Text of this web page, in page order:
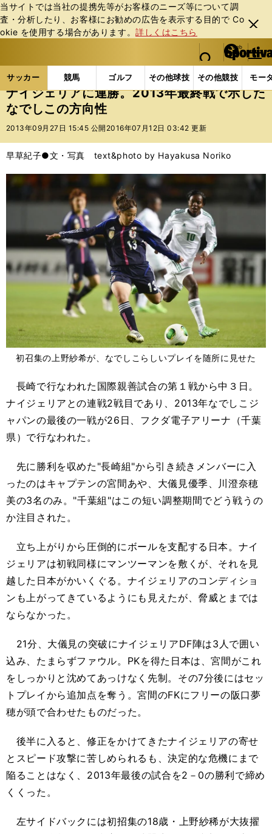
当サイトでは当社の提携先等がお客様のニーズ等について調
査・分析したり、お客様にお勧めの広告を表⽰する⽬的で Co
okie を使⽤する場合があります。詳しくはこちら
閉じ
る
web Sportiva (webスポルティーバ)
検索
マイペ
ー
ジ
メニュ
サッカー 競馬 ゴルフ その他球技 その他競技 モー
ス
ポ
ル
バ
サッカーの記事一覧 サッカー代表 なでしこジャパ
ナイジェリアに連勝。2013年最終戦で示した
なでしこの方向性
2013年09月27日 15:45 公開 2016年07月12日 03:42 更新
早草紀子●文・写真 text&photo by Hayakusa Noriko
初召集の上野紗希が、なでしこらしいプレイを随所に見せた
長崎で行なわれた国際親善試合の第１戦から中３日。
ナイジェリアとの連戦2戦目であり、2013年なでしこジ
ャパンの最後の一戦が26日、フクダ電子アリーナ（千葉
県）で行なわれた。
先に勝利を収めた"長崎組"から引き続きメンバーに入
ったのはキャプテンの宮間あや、大儀見優季、川澄奈穂
美の3名のみ。"千葉組"はこの短い調整期間でどう戦うの
か注目された。
立ち上がりから圧倒的にボールを支配する日本。ナイ
ジェリアは初戦同様にマンツーマンを敷くが、それを見
越した日本がかいくぐる。ナイジェリアのコンディショ
ンも上がってきているようにも見えたが、脅威とまでは
ならなかった。
21分、大儀見の突破にナイジェリアDF陣は3人で囲い
込み、たまらずファウル。PKを得た日本は、宮間がこれ
をしっかりと沈めてあっけなく先制。その7分後にはセッ
トプレイから追加点を奪う。宮間のFKにフリーの阪口夢
穂が頭で合わせたものだった。
後半に入ると、修正をかけてきたナイジェリアの寄せ
とスピード攻撃に苦しめられるも、決定的な危機にまで
陥ることはなく、2013年最後の試合を2－0の勝利で締め
くくった。
左サイドバックには初招集の18歳・上野紗稀が大抜擢